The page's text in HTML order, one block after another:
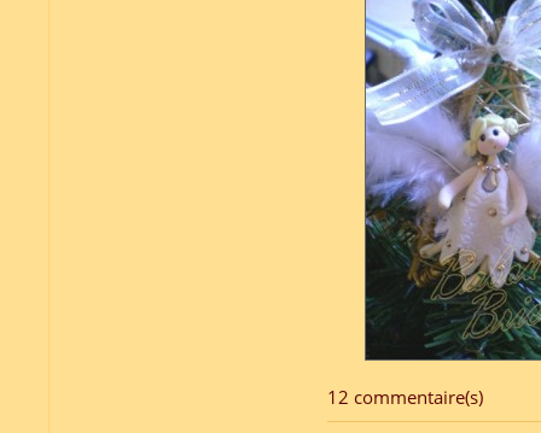
12 commentaire(s)